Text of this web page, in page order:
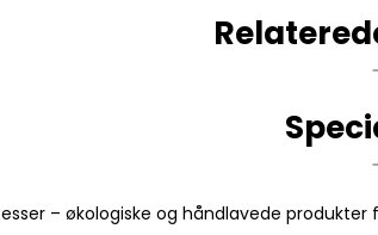
– økologiske og håndlavede